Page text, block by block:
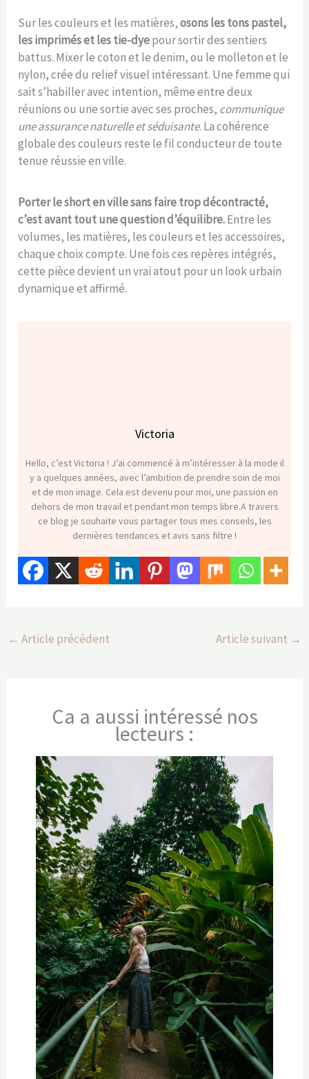
Sur les couleurs et les matières,osons les tons pastel,
les imprimés et les tie-dyepour sortir des sentiers
battus. Mixer le coton et le denim, ou le molleton et le
nylon, crée du relief visuel intéressant. Une femme qui
sait s’habiller avec intention, même entre deux
réunions ou une sortie avec ses proches, communique
une assurance naturelle et séduisante. La cohérence
globale des couleurs reste le fil conducteur de toute
tenue réussie en ville.
Porter le short en ville sans faire trop décontracté,
c’est avant tout une question d’équilibre.Entre les
volumes, les matières, les couleurs et les accessoires,
chaque choix compte. Une fois ces repères intégrés,
cette pièce devient un vrai atout pour un look urbain
dynamique et affirmé.
Hello, c’est Victoria ! J’ai commencé à m’intéresser à la mode il
et de mon image. Cela est devenu pour moi, une passion en
dehors de mon travail et pendant mon temps libre.A travers
ce blog je souhaite vous partager tous mes conseils, les
dernières tendances et avis sans filtre !